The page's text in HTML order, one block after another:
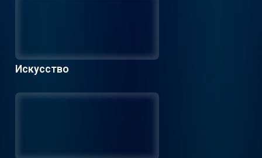
Искусство